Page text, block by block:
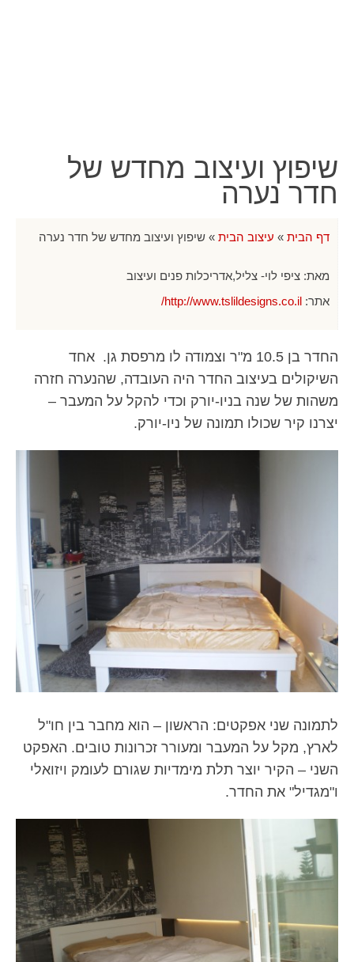
שיפוץ ועיצוב מחדש של
חדר נערה
דף הבית » עיצוב הבית » שיפוץ ועיצוב מחדש של חדר נערה
מאת: ציפי לוי- צליל,אדריכלות פנים ועיצוב
אתר: http://www.tslildesigns.co.il/
החדר בן 10.5 מ"ר וצמודה לו מרפסת גן. אחד
השיקולים בעיצוב החדר היה העובדה, שהנערה חזרה
משהות של שנה בניו-יורק וכדי להקל על המעבר –
יצרנו קיר שכולו תמונה של ניו-יורק.
לתמונה שני אפקטים: הראשון – הוא מחבר בין חו"ל
לארץ, מקל על המעבר ומעורר זכרונות טובים. האפקט
השני – הקיר יוצר תלת מימדיות שגורם לעומק ויזואלי
ו"מגדיל" את החדר.